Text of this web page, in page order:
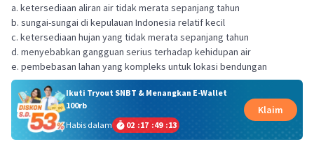
a. ketersediaan aliran air tidak merata sepanjang tahun
b. sungai-sungai di kepulauan Indonesia relatif kecil
c. ketersediaan hujan yang tidak merata sepanjang tahun
d. menyebabkan gangguan serius terhadap kehidupan air
e. pembebasan lahan yang kompleks untuk lokasi bendungan
Ikuti Tryout SNBT & Menangkan E-Wallet
100rb
Habis dalam
02 :17 :49 :13
Klaim